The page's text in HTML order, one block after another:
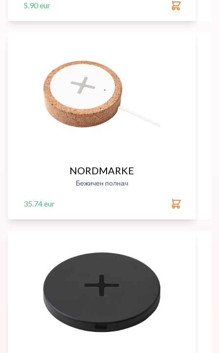
5.90 eur
NORDMARKE
Бежичен полнач
35.74 eur